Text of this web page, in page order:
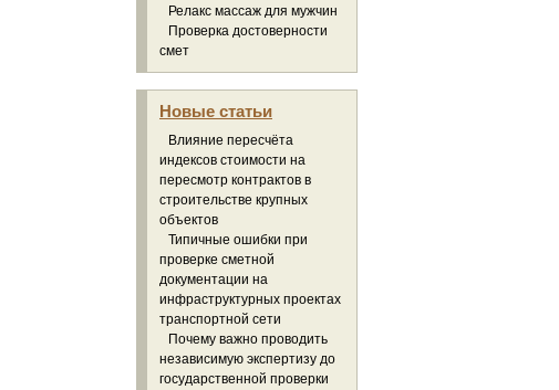
Релакс массаж для мужчин
Проверка достоверности
смет
Новые статьи
Влияние пересчёта
индексов стоимости на
пересмотр контрактов в
строительстве крупных
объектов
Типичные ошибки при
проверке сметной
документации на
инфраструктурных проектах
транспортной сети
Почему важно проводить
независимую экспертизу до
государственной проверки